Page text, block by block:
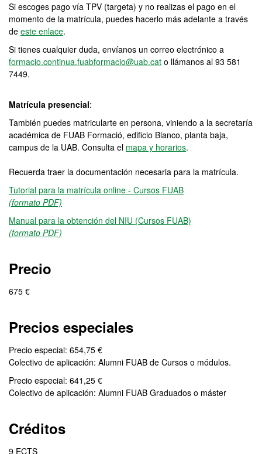
Si escoges pago vía TPV (targeta) y no realizas el pago en el
momento de la matrícula, puedes hacerlo más adelante a través
de este enlace.
Si tienes cualquier duda, envíanos un correo electrónico a
formacio.continua.fuabformacio@uab.cat o llámanos al 93 581
7449.
Matrícula presencial:
También puedes matricularte en persona, viniendo a la secretaría
académica de FUAB Formació, edificio Blanco, planta baja,
campus de la UAB. Consulta el mapa y horarios.
Recuerda traer la documentación necesaria para la matrícula.
Tutorial para la matrícula online - Cursos FUAB
(formato PDF)
Manual para la obtención del NIU (Cursos FUAB)
(formato PDF)
Precio
675 €
Precios especiales
Precio especial: 654,75 €
Colectivo de aplicación: Alumni FUAB de Cursos o módulos.
Precio especial: 641,25 €
Colectivo de aplicación: Alumni FUAB Graduados o máster
Créditos
9 ECTS